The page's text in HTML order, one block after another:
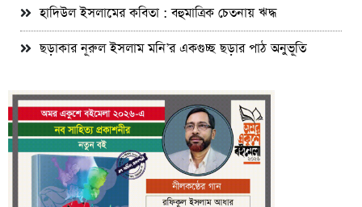
হাদিউল ইসলামের কবিতা : বহুমাত্রিক চেতনায় ঋদ্ধ
ছড়াকার নূরুল ইসলাম মনি’র একগুচ্ছ ছড়ার পাঠ অনুভূতি